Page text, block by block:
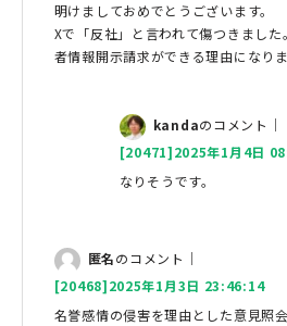
明けましておめでとうございます。
Xで「反社」と言われて傷つきまし
者情報開示請求ができる理由になり
kandaのコメント｜
[20471]2025年1月4日
なりそうです。
匿名のコメント｜
[20468]2025年1月3日 23:46:14
名誉感情の侵害を理由とした意見照